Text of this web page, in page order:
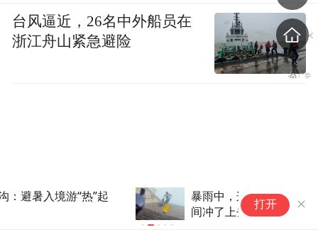
暴雨中，这位00后北京女警瞬
打开
台风逼近，26名中外船员在
浙江舟山紧急避险